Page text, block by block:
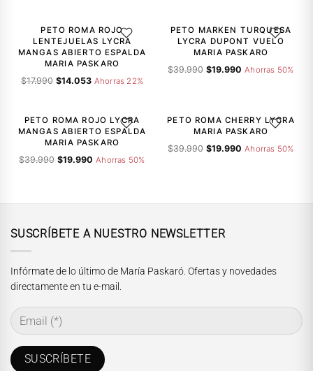
AGREGAR A LA LISTA DE DESEOS
PETO ROMA ROJO
LENTEJUELAS LYCRA
MANGAS ABIERTO ESPALDA
MARIA PASKARO
$17.990
El
era:
$17.990.
$14.053
El
es:
$14.053.
Ahorras 22%
AGREGAR
PETO MARKEN TURQUESA
LYCRA DUPONT VUELO
MARIA PASKARO
$39.990
El
$39.990.
$19.990
El
$19.990.
Ahorras 50%
AGREGAR A LA LISTA DE DESEOS
PETO ROMA ROJO LYCRA
MANGAS ABIERTO ESPALDA
MARIA PASKARO
$39.990
El
$19.990
El
Ahorras 50%
AGREGAR
PETO ROMA CHERRY LYCRA
MARIA PASKARO
$39.990
El
$19.990
El
Ahorras 50%
SUSCRÍBETE A NUESTRO NEWSLETTER
Infórmate de lo último de María Paskaró. Ofertas y novedades
directamente en tu e-mail.